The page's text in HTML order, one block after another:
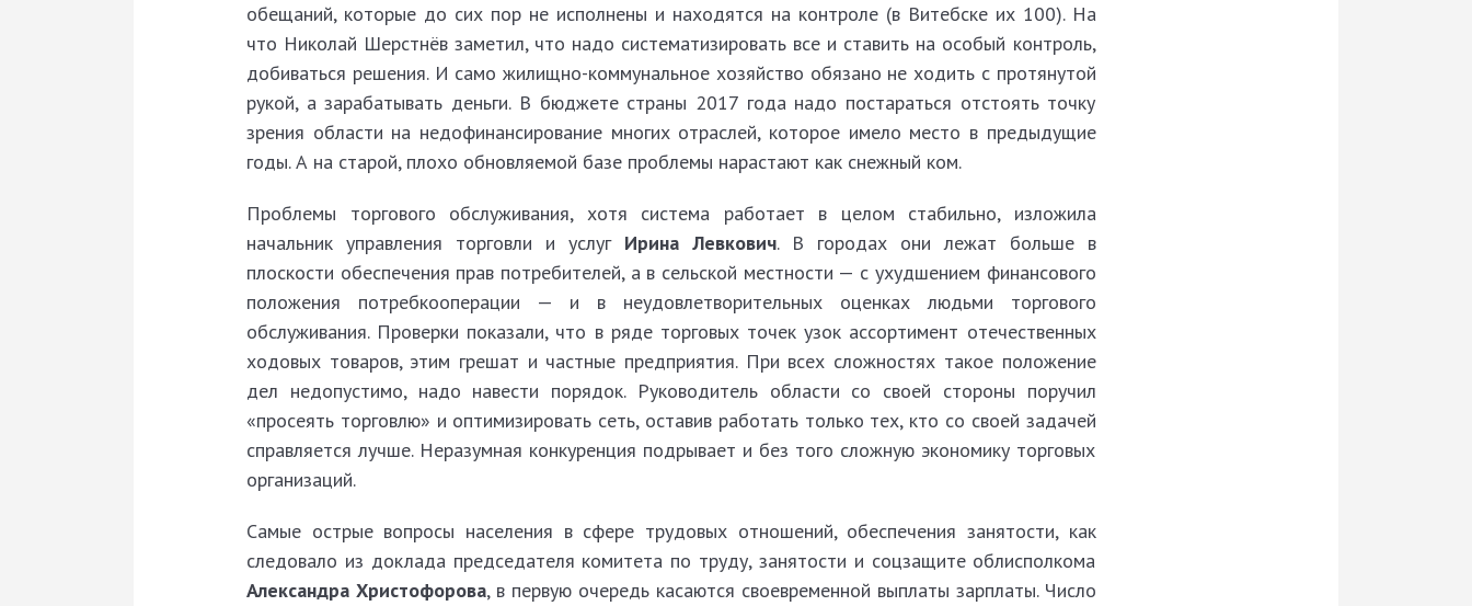
обещаний, которые до сих пор не исполнены и находятся на контроле (в Витебске их 100). На
что Николай Шерстнёв заметил, что надо систематизировать все и ставить на особый контроль,
добиваться решения. И само жилищно-коммунальное хозяйство обязано не ходить с протянутой
рукой, а зарабатывать деньги. В бюджете страны 2017 года надо постараться отстоять точку
зрения области на недофинансирование многих отраслей, которое имело место в предыдущие
годы. А на старой, плохо обновляемой базе проблемы нарастают как снежный ком.
Проблемы торгового обслуживания, хотя система работает в целом стабильно, изложила
начальник управления торговли и услуг Ирина Левкович. В городах они лежат больше в
плоскости обеспечения прав потребителей, а в сельской местности — с ухудшением финансового
положения потребкооперации — и в неудовлетворительных оценках людьми торгового
обслуживания. Проверки показали, что в ряде торговых точек узок ассортимент отечественных
ходовых товаров, этим грешат и частные предприятия. При всех сложностях такое положение
дел недопустимо, надо навести порядок. Руководитель области со своей стороны поручил
«просеять торговлю» и оптимизировать сеть, оставив работать только тех, кто со своей задачей
справляется лучше. Неразумная конкуренция подрывает и без того сложную экономику тор­говых
организаций.
Самые острые вопросы населения в сфере трудовых отношений, обеспечения занятости, как
следова­ло из доклада председателя комитета по труду, занятости и соцзащите облисполкома
Александра Христофорова, в первую очередь касаются своевременной выплаты зарплаты. Число